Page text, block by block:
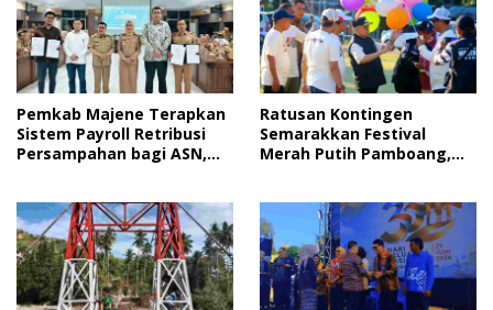
Pemkab Majene Terapkan
Sistem Payroll Retribusi
Persampahan bagi ASN,
Ratusan Kontingen
Semarakkan Festival
Merah Putih Pamboang,
Tanah Air